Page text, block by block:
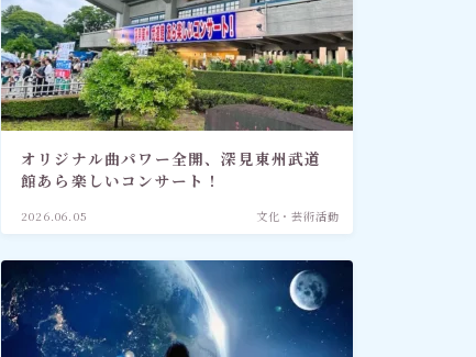
オリジナル曲パワー全開、深見東州武道
館あら楽しいコンサート！
2026.06.05 文化・芸術活動